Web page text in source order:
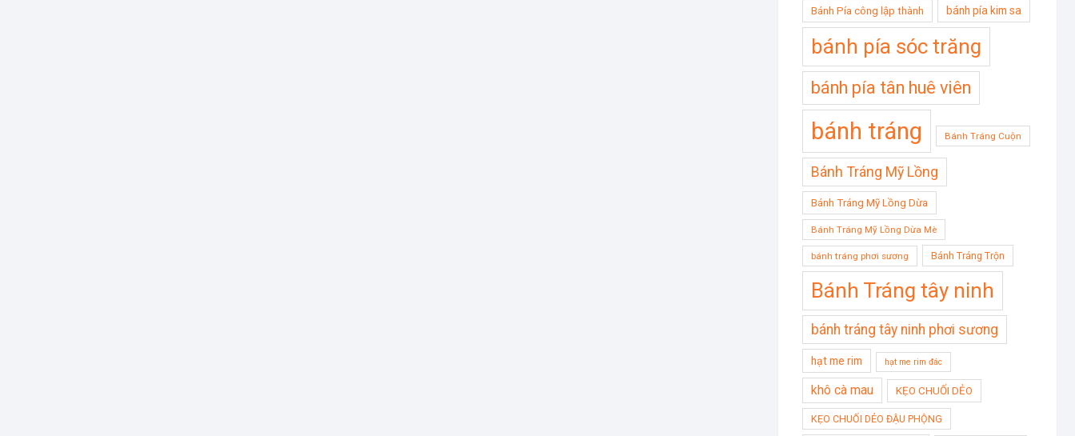
Bánh Pía công lập thành bánh pía kim sa
bánh pía sóc trăng
bánh pía tân huê viên
bánh tráng Bánh Tráng Cuộn
Bánh Tráng Mỹ Lồng
Bánh Tráng Mỹ Lồng Dừa
Bánh Tráng Mỹ Lồng Dừa Mè
bánh tráng phơi sương Bánh Tráng Trộn
Bánh Tráng tây ninh
bánh tráng tây ninh phơi sương
hạt me rim hạt me rim đác
khô cà mau KẸO CHUỐI DẺO
KẸO CHUỐI DẺO ĐẬU PHỘNG